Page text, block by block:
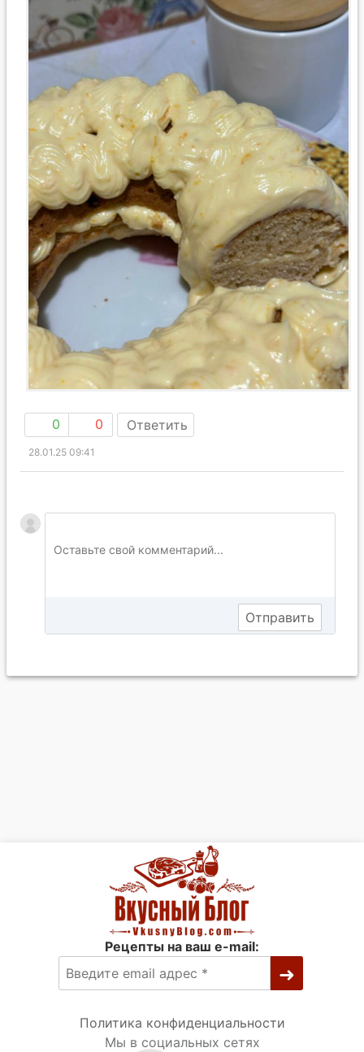
0 0 Ответить
28.01.25 09:41
Рецепты на ваш e-mail:
Политика конфиденциальности
Мы в социальных сетях